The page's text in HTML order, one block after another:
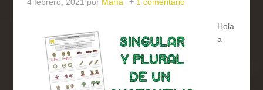
4 febrero, 2021 por María 1 comentario
Hola
a